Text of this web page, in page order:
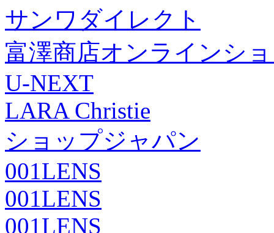
サンワダイレクト
富澤商店オンラインシ
U-NEXT
LARA Christie
ショップジャパン
001LENS
001LENS
001LENS